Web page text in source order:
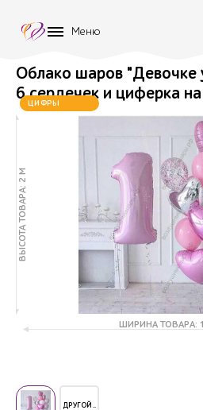
Меню
Облако шаров "Девочке
6 сердечек и циферка
ХИТ
ЦИФРЫ
ВЫСОТА ТОВАРА: 2 М
ШИРИНА ТОВАРА:
ДРУГОЙ..